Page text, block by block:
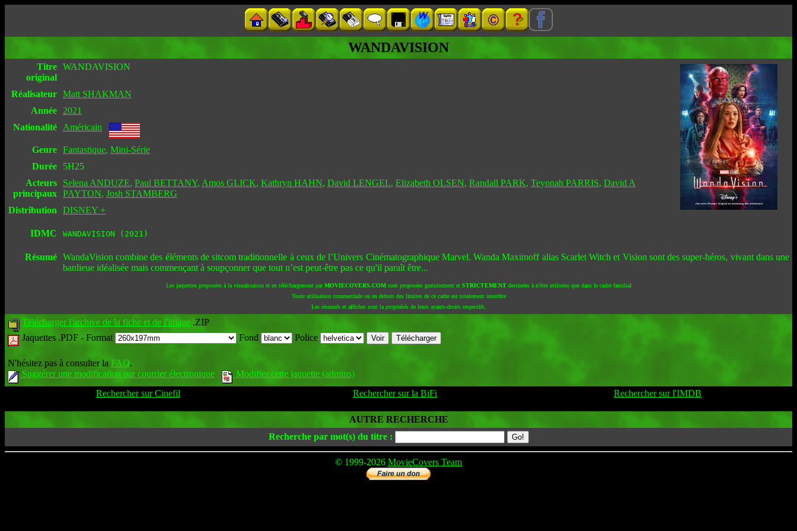
WANDAVISION
Titre
original
WANDAVISION
Réalisateur Matt SHAKMAN
Année
2021
Nationalité
Américain
Genre Fantastique, Mini-Série
Durée
5H25
Acteurs
principaux
Selena ANDUZE, Paul BETTANY, Amos GLICK, Kathryn HAHN, David LENGEL, Elizabeth OLSEN, Randall PARK, Teyonah PARRIS, David A
PAYTON, Josh STAMBERG
Distribution
DISNEY +
IDMC WANDAVISION (2021)
Résumé WandaVision combine des éléments de sitcom traditionnelle à ceux de l’Univers Cinématographique Marvel. Wanda Maximoff alias Scarlet Witch et Vision sont des super-héros, vivant dans une
banlieue idéalisée mais commençant à soupçonner que tout n’est peut-être pas ce qu'il paraît être...
Les jaquettes proposées à la visualisation et en téléchargement parMOVIECOVERS.COMsont proposées gratuitement et STRICTEMENTdestinées à n'être utilisées que dans le cadre familial
Toute utilisation commerciale ou en dehors des limites de ce cadre est totalement interdite
Les résumés et affiches sont la propriétés de leurs ayants-droits respectifs.
Télécharger l'archive de la fiche et de l'image .ZIP
Jaquettes .PDF - Format Fond Police
N'hésitez pas à consulter la FAQ.
Suggérer une modification par courrier électronique
Modifier cette jaquette (admins)
Rechercher sur Cinefil
Rechercher sur la BiFi Rechercher sur l'IMDB
AUTRE RECHERCHE
Recherche par mot(s) du titre :
© 1999-2026 MovieCovers Team